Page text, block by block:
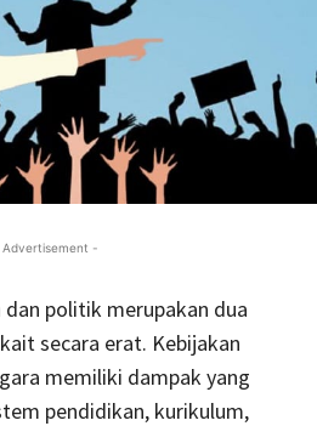
-
politik merupakan dua
secara erat. Kebijakan
memiliki dampak yang
pendidikan, kurikulum,